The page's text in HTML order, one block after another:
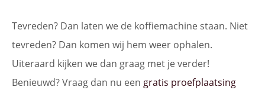
Tevreden? Dan laten we de koffiemachine staan. Niet
tevreden? Dan komen wij hem weer ophalen.
Uiteraard kijken we dan graag met je verder!
Benieuwd? Vraag dan nu een gratis proefplaatsing